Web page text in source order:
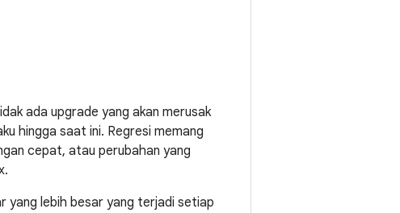
ada upgrade yang akan merusak
hingga saat ini. Regresi memang
cepat, atau perubahan yang
yang lebih besar yang terjadi setiap